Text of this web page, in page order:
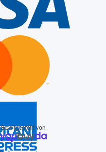
Bereitgestellt von